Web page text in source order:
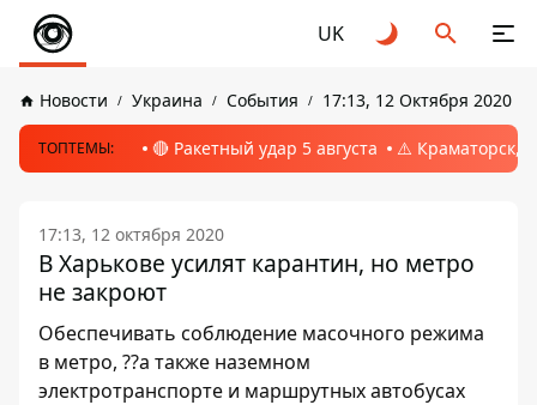
UK
Новости Украина События 17:13, 12 Октября 2020
ТОПТЕМЫ: 🔴 Ракетный удар 5 августа ⚠️ Краматорск,
17:13, 12 октября 2020
В Харькове усилят карантин, но метро
не закроют
Обеспечивать соблюдение масочного режима
в метро, ??а также наземном
электротранспорте и маршрутных автобусах